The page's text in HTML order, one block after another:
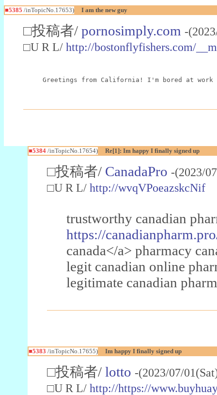
■5385 /inTopicNo.17653) I am the new guy
□投稿者/ pornosimply.com -
□U R L/ http://bostonflyfishers.com/
Greetings from California! I'm bored at
■5384/inTopicNo.17654) Re[1]: Im happy I finally signed up
□投稿者/ CanadaPro -(2023/
□U R L/ http://wvqVPoeazskcNif
trustworthy canadian
https://
canada</a> pharmacy
legit canadian online
legitimate canadian
■5383 /inTopicNo.17655) Im happy I finally signed up
□投稿者/ lotto -(2023/07/
□U R L/ http://https://